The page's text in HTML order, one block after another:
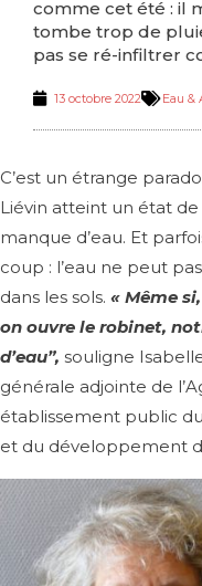
comme cet été : il
tombe trop de
pas se ré-infiltrer
13 octobre 2022 Eau &
C’est un étrange
Liévin atteint un état
manque d’eau. Et
coup : l’eau ne peut
dans les sols. « Même
on ouvre le robinet,
d’eau”, souligne
générale adjointe de
établissement public
et du développement